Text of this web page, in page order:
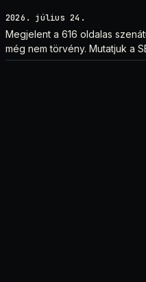
2026. július 24.
Megjelent a 616 oldalas
még nem törvény. Mutatjuk a
vitákat és a következő